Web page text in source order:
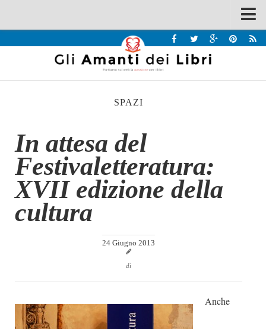
Recensioni
Interviste & Incontri
Chi siamo
Contatti
Eventi
Home
Archivio
SPAZI
In attesa del
Festivaletteratura:
XVII edizione della
cultura
24 Giugno 2013
di
Anche